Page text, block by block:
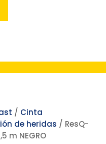
/ Cinta
de heridas / ResQ-
m NEGRO